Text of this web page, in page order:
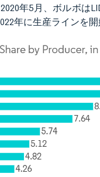
年5月、ボルボは
年に生産ラインを開